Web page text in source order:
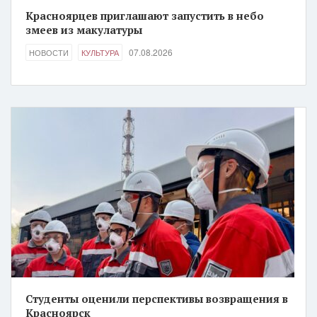
Красноярцев приглашают запустить в небо
змеев из макулатуры
НОВОСТИ КУЛЬТУРА 07.08.2026
Студенты оценили перспективы возвращения в
Красноярск